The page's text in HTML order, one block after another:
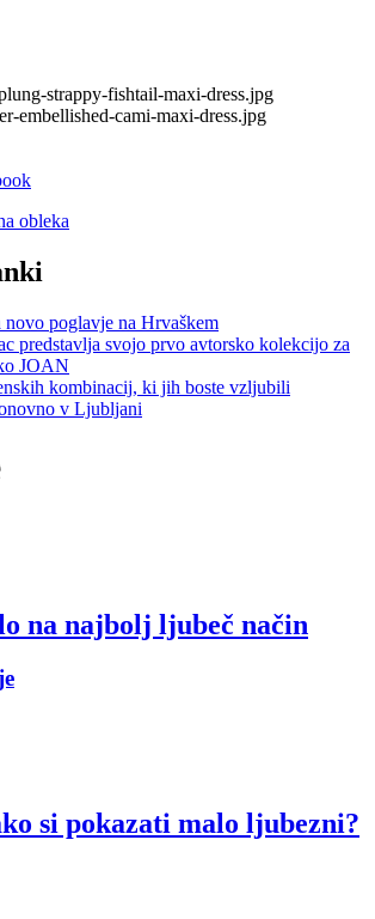
obleka
poglavje na Hrvaškem
predstavlja svojo prvo avtorsko kolekcijo za
JOAN
kombinacij, ki jih boste vzljubili
v Ljubljani
na najbolj ljubeč način
si pokazati malo ljubezni?